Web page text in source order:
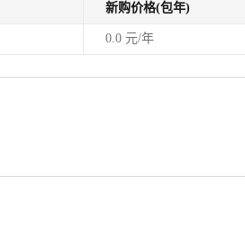
新购价格(包年)
0.0 元/年